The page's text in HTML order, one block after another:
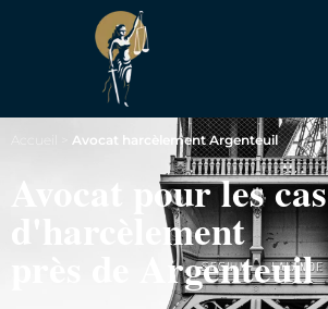
Avocat harcèlement Argenteuil
Avocat pour les cas
d'harcèlement
près de Argenteuil